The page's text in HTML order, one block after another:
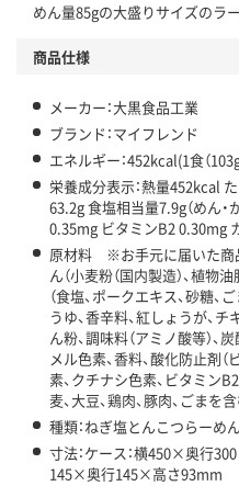
めん量85gの大盛りサイズのラー
商品仕様
メーカー：大黒食品工業
ブランド：マイフレンド
エネルギー：452kcal(1食（
栄養成分表示：熱量452kcal
63.2g 食塩相当量7.9g（めん
0.35mg ビタミンB2 0.30mg
原材料 ※お手元に届いた商
ん（小麦粉（国内製造）、植物
（食塩、ポークエキス、砂糖、
うゆ、香辛料、紅しょうが、
ん粉、調味料（アミノ酸等）、
メル色素、香料、酸化防止剤（
素、クチナシ色素、ビタミン
麦、大豆、鶏肉、豚肉、ごまを含
種類：ねぎ塩とんこつらーめ
寸法：ケース：横450×奥行
145×奥行145×高さ93mm